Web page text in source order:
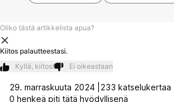
Oliko tästä artikkelista apua?
Kiitos palautteestasi.
Kyllä, kiitos!
Ei oikeastaan
29. marraskuuta 2024 |
233 katselukertaa |
0 henkeä piti tätä hyödyllisenä